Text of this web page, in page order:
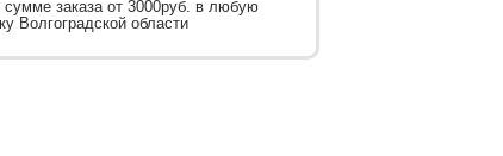
сумме заказа от 3000руб. в любую
Волгоградской области